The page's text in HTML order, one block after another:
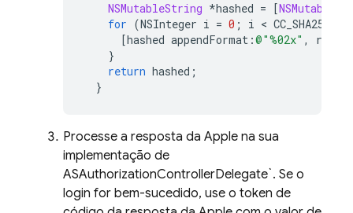
NSMutableString *hashed = [
for (NSInteger i = 0 ; i <
[hashed appendFormat :@"%02x" ,
result
}
return hashed ;
}
Processe a resposta da Apple na sua
implementação de
ASAuthorizationControllerDelegate`. Se o
login for bem-sucedido, use o token de